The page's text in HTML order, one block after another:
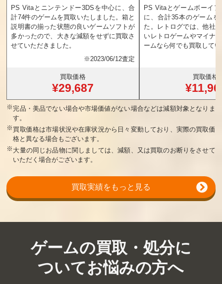
PS Vitaとニンテンドー3DSを中心に、合
計74件のゲームを買取いたしました。箱と
説明書の揃った状態の良いゲームソフトが
多かったので、大きな減額をせずに買取さ
せていただきました。
※2023/06/12査定
買取価格
¥29,687
PS Vitaとゲームボーイ
に、合計35本のゲーム
た。レトログでは、他社
いレトロゲームやマイナ
ームなら何でも買取して
買取価格
※完品・美品でない場合や市場価値がない場合などは減額対象となりま
す。
※ 買取価格は市場状況や在庫状況から日々変動しており、実際の買取価
格と異なる場合もございます。
※ 大量の同じお品物に関しましては、減額、又は買取のお断りをさせて
いただく場合がございます。
買取実績をもっと見る
ゲームの買取・処分に
ついてお悩みの方へ